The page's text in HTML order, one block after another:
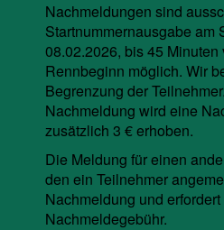
Nachmeldungen sind
Startnummernausgabe am
08.02.2026, bis 45
Rennbeginn möglich. Wir
Begrenzung der
Nachmeldung wird eine
zusätzlich 3 € erhoben.
Die Meldung für einen
den ein Teilnehmer
Nachmeldung und
Nachmeldegebühr.